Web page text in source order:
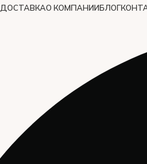
ДОСТАВКАО КОМПАНИИБЛОГ